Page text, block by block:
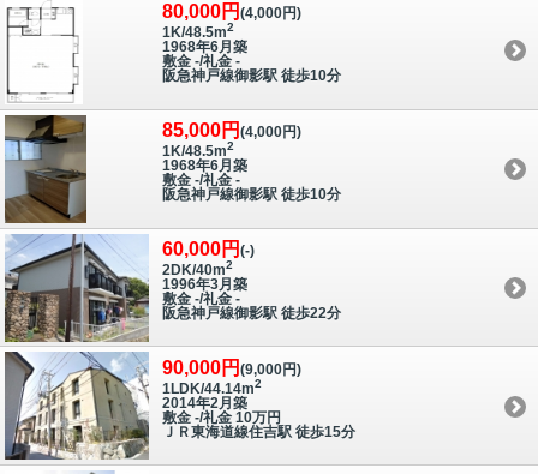
80,000円 (4,000円)
1K/48.5m2
1968年6月築
敷金 -/礼金 -
阪急神戸線御影駅 徒歩10分
85,000円 (4,000円)
1K/48.5m2
1968年6月築
敷金 -/礼金 -
阪急神戸線御影駅 徒歩10分
60,000円 (-)
2DK/40m2
1996年3月築
敷金 -/礼金 -
阪急神戸線御影駅 徒歩22分
90,000円 (9,000円)
1LDK/44.14m2
2014年2月築
敷金 -/礼金 10万円
ＪＲ東海道線住吉駅 徒歩15分